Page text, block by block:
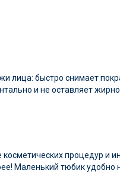
лица: быстро снимает
и не оставляет
косметических процедур и
Маленький тюбик удобно